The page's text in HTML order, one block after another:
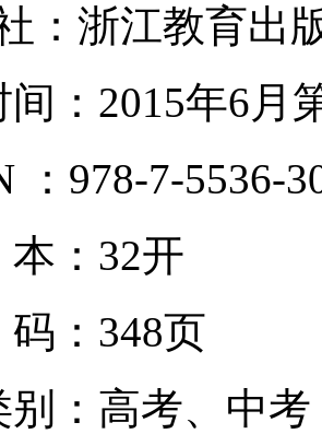
：浙江教育出
间：2015年6月
：978-7-5536-
：32开
348页
别：高考、中考